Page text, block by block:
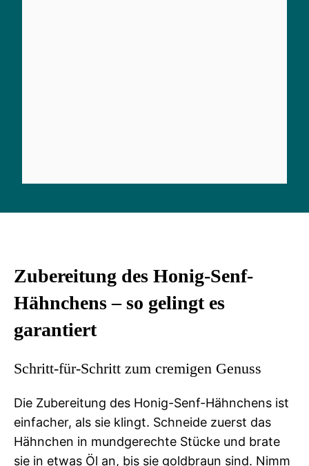
Zubereitung des Honig-Senf-
Hähnchens – so gelingt es
garantiert
Schritt-für-Schritt zum cremigen Genuss
Die Zubereitung des Honig-Senf-Hähnchens ist
einfacher, als sie klingt. Schneide zuerst das
Hähnchen in mundgerechte Stücke und brate
sie in etwas Öl an, bis sie goldbraun sind. Nimm